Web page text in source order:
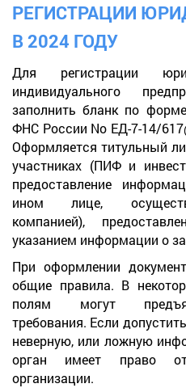
РЕГИСТРАЦИИ
В 2024 ГОДУ
Для регистрации
индивидуального
заполнить бланк по
ФНС России No ЕД-7-14/
Оформляется титульный
участниках (ПИФ и
предоставление
ином лице,
компанией),
указанием информации о
При оформлении
общие правила. В
полям могут
требования. Если
неверную, или ложную
орган имеет право
организации.